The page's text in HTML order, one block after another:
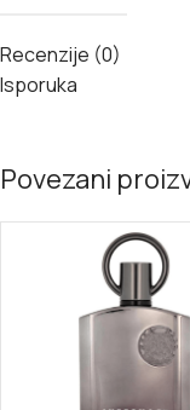
Recenzije (0)
Isporuka
Povezani